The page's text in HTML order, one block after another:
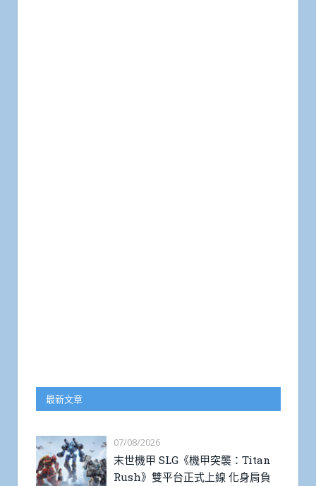
最新文章
07/08/2026
末世機甲 SLG《機甲突襲：Titan
Rush》雙平台正式上線 化身肩負